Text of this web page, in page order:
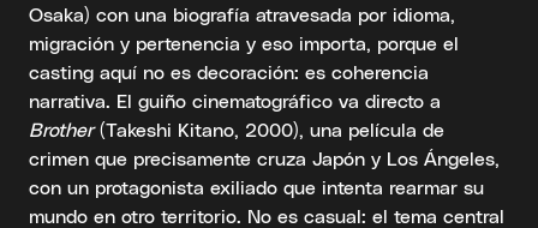
Osaka) con una biografía atravesada por idioma,
migración y pertenencia y eso importa, porque el
casting aquí no es decoración: es coherencia
narrativa. El guiño cinematográfico va directo a
Brother(Takeshi Kitano, 2000), una película de
crimen que precisamente cruza Japón y Los Ángeles,
con un protagonista exiliado que intenta rearmar su
mundo en otro territorio. No es casual: el tema central